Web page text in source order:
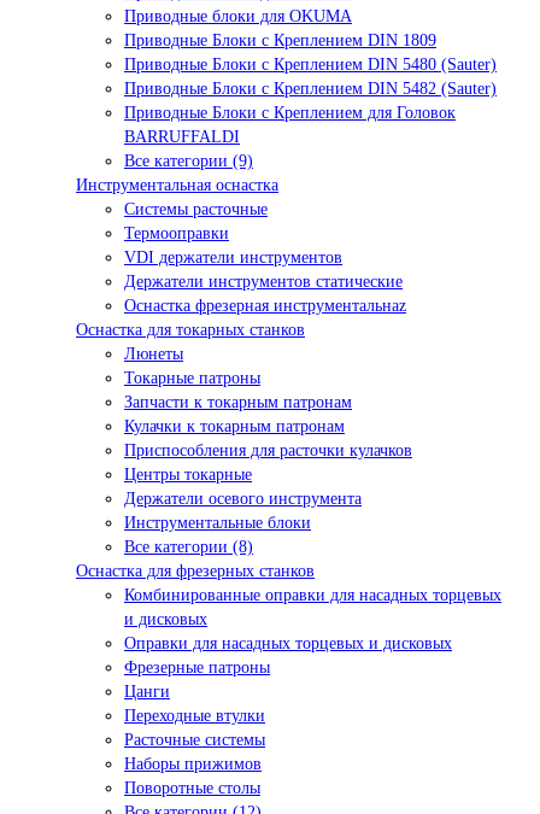
Приводные блоки для OKUMA
Приводные Блоки с Креплением DIN 1809
Приводные Блоки с Креплением DIN 5480 (Sauter)
Приводные Блоки с Креплением DIN 5482 (Sauter)
Приводные Блоки с Креплением для Головок
BARRUFFALDI
Все категории (9)
Инструментальная оснастка
Системы расточные
Термооправки
VDI держатели инструментов
Держатели инструментов статические
Оснастка фрезерная инструментальнаz
Оснастка для токарных станков
Люнеты
Токарные патроны
Запчасти к токарным патронам
Кулачки к токарным патронам
Приспособления для расточки кулачков
Центры токарные
Держатели осевого инструмента
Инструментальные блоки
Все категории (8)
Оснастка для фрезерных станков
Комбинированные оправки для насадных торцевых
и дисковых
Оправки для насадных торцевых и дисковых
Фрезерные патроны
Цанги
Переходные втулки
Расточные системы
Наборы прижимов
Поворотные столы